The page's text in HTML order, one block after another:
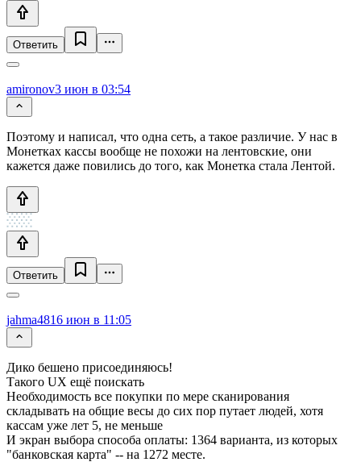
Ответить
amironov3 июн в 03:54
Поэтому и написал, что одна сеть, а такое различие. У нас в
Монетках кассы вообще не похожи на лентовские, они
кажется даже повились до того, как Монетка стала Лентой.
Ответить
jahma4816 июн в 11:05
Дико бешено присоединяюсь!
Такого UX ещё поискать
Необходимость все покупки по мере сканирования
складывать на общие весы до сих пор путает людей, хотя
кассам уже лет 5, не меньше
И экран выбора способа оплаты: 1364 варианта, из которых
"банковская карта" -- на 1272 месте.